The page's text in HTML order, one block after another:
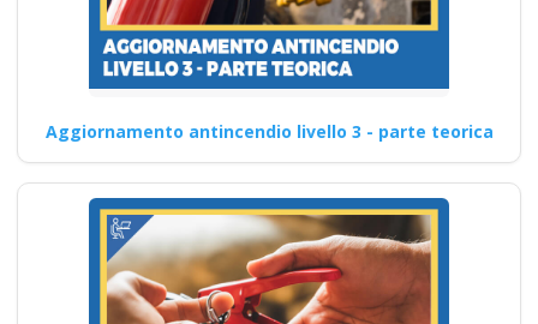
Aggiornamento antincendio livello 3 - parte teorica